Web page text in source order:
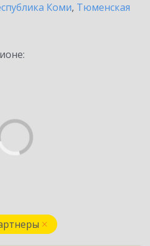
Коми, Тюменская